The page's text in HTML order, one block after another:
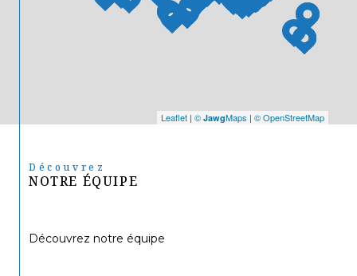
Leaflet | © JawgMaps | © OpenStreetMap
Découvrez
NOTRE ÉQUIPE
Découvrez notre équipe